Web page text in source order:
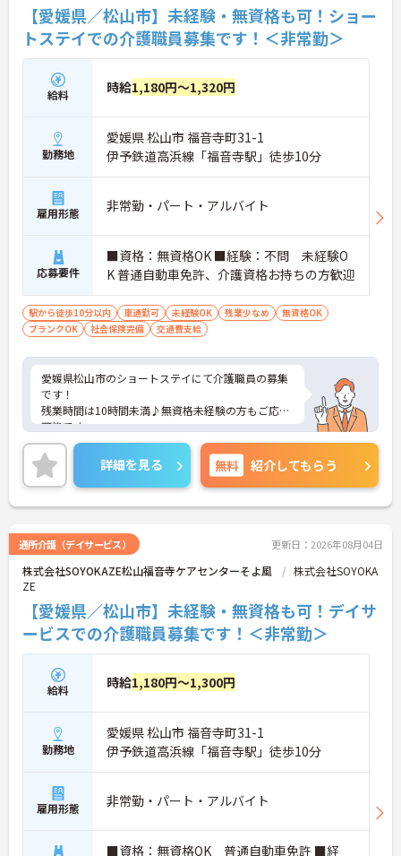
スキルが給与・役職にしっかり反映。 明確なキャリ
アパス制度が整っている環境で、 目標を持って長く
活躍できます！
【愛媛県／松山市】未経験・無資格も可！ショー
トステイでの介護職員募集です！＜非常勤＞
給料 時給1,180円～1,320円
勤務地
愛媛県 松山市 福音寺町31-1
伊予鉄道高浜線「福音寺駅」徒歩10分
雇用形態 非常勤・パート・アルバイト
応募要件
■資格：無資格OK ■経験：不問 未経験O
K 普通自動車免許、介護資格お持ちの方歓迎
駅から徒歩10分以内 車通勤可 未経験OK 残業少なめ
無資格OK
ブランクOK
社会保険完備 交通費支給
愛媛県松山市のショートステイにて介護職員の募集
です！
残業時間は10時間未満♪無資格未経験の方もご応募
可能です。
寸志もあり頑張りが評価される環境です♪
ご興味ある方には、面接対策ポイントなど、詳細を
お話しいたしますのでお気軽にご相談ください。
詳細を見る 無料 紹介してもらう
通所介護（デイサービス） 更新日：2026年08月04日
株式会社SOYOKAZE松山福音寺ケアセンターそよ風
株式会社SOYOKA
ZE
【愛媛県／松山市】未経験・無資格も可！デイサ
ービスでの介護職員募集です！＜非常勤＞
給料 時給1,180円～1,300円
勤務地
愛媛県 松山市 福音寺町31-1
伊予鉄道高浜線「福音寺駅」徒歩10分
雇用形態 非常勤・パート・アルバイト
■資格：無資格OK 普通自動車免許 ■経